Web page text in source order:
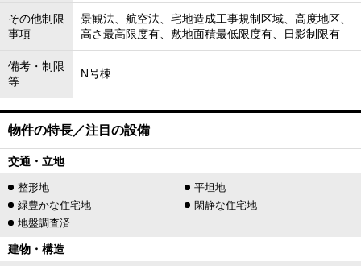
その他制限
事項
景観法、航空法、宅地造成工事規制区域、高度地区、
高さ最高限度有、敷地面積最低限度有、日影制限有
備考・制限
等
N号棟
物件の特長／注目の設備
交通・立地
整形地
平坦地
緑豊かな住宅地
閑静な住宅地
地盤調査済
建物・構造